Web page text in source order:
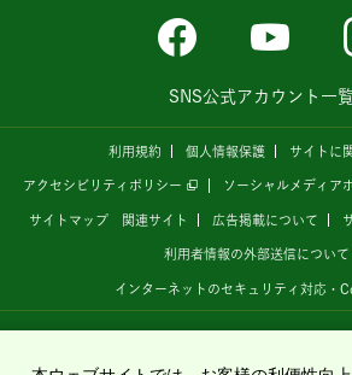
SNS公式アカウント一覧
利用規約 個人情報保護 サイトに
アクセシビリティポリシー ソーシャルメディア
サイトマップ 関連サイト 広告掲載について
利用者情報の外部送信について
インターネットのセキュリティ対応・
運営しています。